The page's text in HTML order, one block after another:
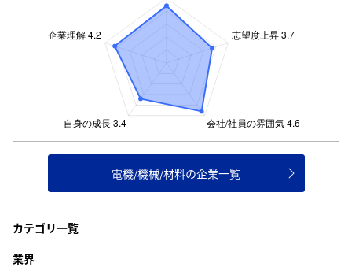
電機/機械/材料の企業一覧
カテゴリ一覧
業界